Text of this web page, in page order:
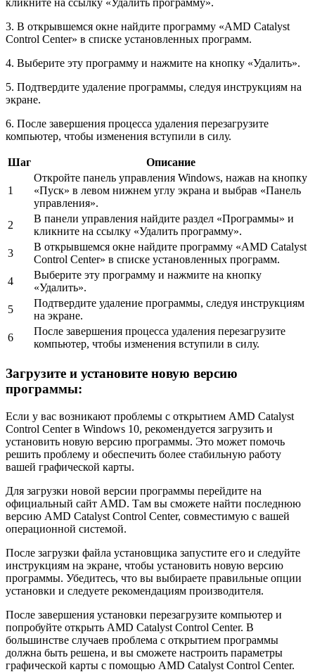
кликните на ссылку «Удалить программу».
3. В открывшемся окне найдите программу «AMD Catalyst
Control Center» в списке установленных программ.
4. Выберите эту программу и нажмите на кнопку «Удалить».
5. Подтвердите удаление программы, следуя инструкциям на
экране.
6. После завершения процесса удаления перезагрузите
компьютер, чтобы изменения вступили в силу.
Шаг Описание
1
Откройте панель управления Windows, нажав на кнопку
«Пуск» в левом нижнем углу экрана и выбрав «Панель
управления».
2
В панели управления найдите раздел «Программы» и
кликните на ссылку «Удалить программу».
3
В открывшемся окне найдите программу «AMD Catalyst
Control Center» в списке установленных программ.
4
Выберите эту программу и нажмите на кнопку
«Удалить».
5
Подтвердите удаление программы, следуя инструкциям
на экране.
6
После завершения процесса удаления перезагрузите
компьютер, чтобы изменения вступили в силу.
Загрузите и установите новую версию
программы:
Если у вас возникают проблемы с открытием AMD Catalyst
Control Center в Windows 10, рекомендуется загрузить и
установить новую версию программы. Это может помочь
решить проблему и обеспечить более стабильную работу
вашей графической карты.
Для загрузки новой версии программы перейдите на
официальный сайт AMD. Там вы сможете найти последнюю
версию AMD Catalyst Control Center, совместимую с вашей
операционной системой.
После загрузки файла установщика запустите его и следуйте
инструкциям на экране, чтобы установить новую версию
программы. Убедитесь, что вы выбираете правильные опции
установки и следуете рекомендациям производителя.
После завершения установки перезагрузите компьютер и
попробуйте открыть AMD Catalyst Control Center. В
большинстве случаев проблема с открытием программы
должна быть решена, и вы сможете настроить параметры
графической карты с помощью AMD Catalyst Control Center.